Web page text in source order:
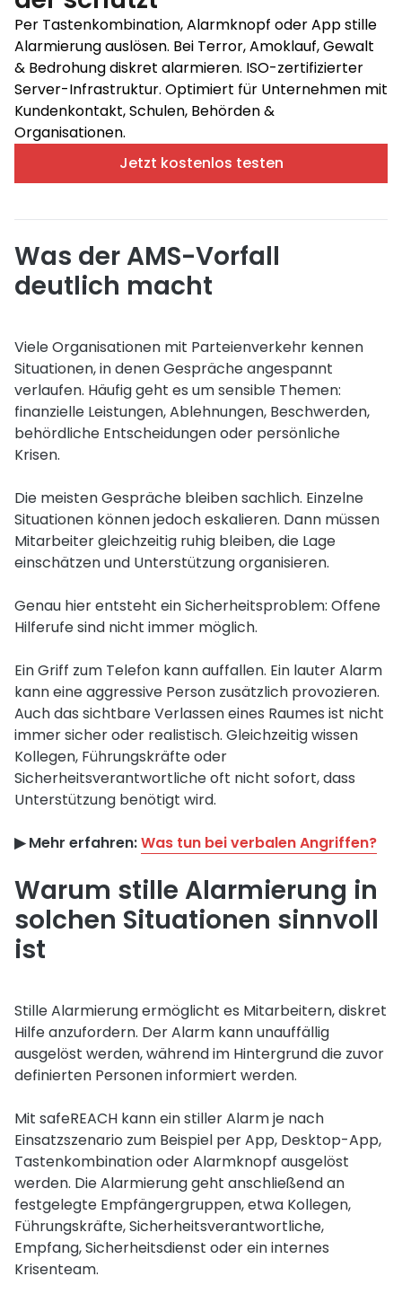
Per Tastenkombination, Alarmknopf oder App stille
Alarmierung auslösen. Bei Terror, Amoklauf, Gewalt
& Bedrohung diskret alarmieren. ISO-zertifizierter
Server-Infrastruktur. Optimiert für Unternehmen mit
Kundenkontakt, Schulen, Behörden &
Organisationen.
Jetzt kostenlos testen
Was der AMS-Vorfall
deutlich macht
Viele Organisationen mit Parteienverkehr kennen
Situationen, in denen Gespräche angespannt
verlaufen. Häufig geht es um sensible Themen:
finanzielle Leistungen, Ablehnungen, Beschwerden,
behördliche Entscheidungen oder persönliche
Krisen.
Die meisten Gespräche bleiben sachlich. Einzelne
Situationen können jedoch eskalieren. Dann müssen
Mitarbeiter gleichzeitig ruhig bleiben, die Lage
einschätzen und Unterstützung organisieren.
Genau hier entsteht ein Sicherheitsproblem: Offene
Hilferufe sind nicht immer möglich.
Ein Griff zum Telefon kann auffallen. Ein lauter Alarm
kann eine aggressive Person zusätzlich provozieren.
Auch das sichtbare Verlassen eines Raumes ist nicht
immer sicher oder realistisch. Gleichzeitig wissen
Kollegen, Führungskräfte oder
Sicherheitsverantwortliche oft nicht sofort, dass
Unterstützung benötigt wird.
▶︎ Mehr erfahren:Was tun bei verbalen Angriffen?
Warum stille Alarmierung in
solchen Situationen sinnvoll
ist
Stille Alarmierung ermöglicht es Mitarbeitern, diskret
Hilfe anzufordern. Der Alarm kann unauffällig
ausgelöst werden, während im Hintergrund die zuvor
definierten Personen informiert werden.
Mit safeREACH kann ein stiller Alarm je nach
Einsatzszenario zum Beispiel per App, Desktop-App,
Tastenkombination oder Alarmknopf ausgelöst
werden. Die Alarmierung geht anschließend an
festgelegte Empfängergruppen, etwa Kollegen,
Führungskräfte, Sicherheitsverantwortliche,
Empfang, Sicherheitsdienst oder ein internes
Krisenteam.